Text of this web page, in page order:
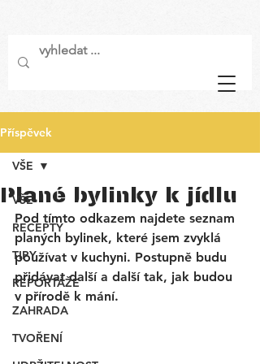
Příspěvek
VŠE
RECEPTY
TIPY
REPORTÁŽE
ZAHRADA
TVOŘENÍ
VŠE
Plané bylinky k jídlu
Pod tímto odkazem najdete seznam
planých bylinek, které jsem zvyklá
používat v kuchyni. Postupně budu
přidávat další a další tak, jak budou
v přírodě k mání.